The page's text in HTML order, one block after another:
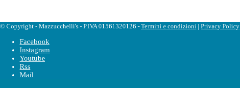
© Copyright - Mazzucchelli's - P.IVA 01561320126 - Termini e condizioni | Privacy Policy
Facebook
Instagram
Youtube
Rss
Mail